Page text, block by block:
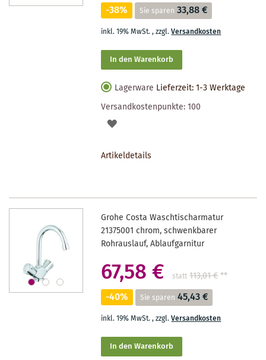
-38% Sie sparen 33,88 €
inkl. 19% MwSt.,zzgl.Versandkosten
In den Warenkorb
Lagerware Lieferzeit: 1-3 Werktage
Versandkostenpunkte:100
AUF
Artikeldetails
Grohe Costa Waschtischarmatur
21375001 chrom, schwenkbarer
Rohrauslauf, Ablaufgarnitur
67,58 € statt 113,01 €**
-40% Sie sparen 45,43 €
inkl. 19% MwSt.,zzgl.Versandkosten
In den Warenkorb